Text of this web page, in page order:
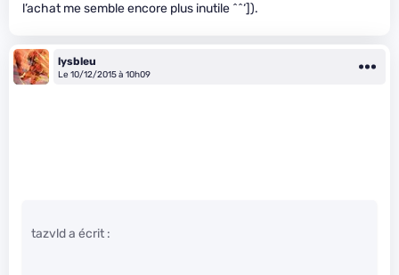
l’achat me semble encore plus inutile ^^‘]).
lysbleu
Le 10/12/2015 à 10h09
tazvld a écrit :